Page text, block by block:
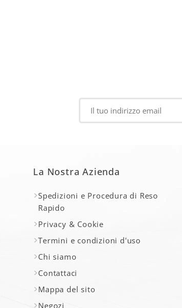
La Nostra Azienda
Spedizioni e Procedura di Reso
Rapido
Privacy & Cookie
Termini e condizioni d'uso
Chi siamo
Contattaci
Mappa del sito
Negozi